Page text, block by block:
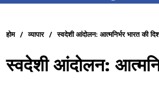
होम / व्यापार / स्वदेशी आंदोलन: आत्मनिर्भर भारत की
स्वदेशी आंदोलन: